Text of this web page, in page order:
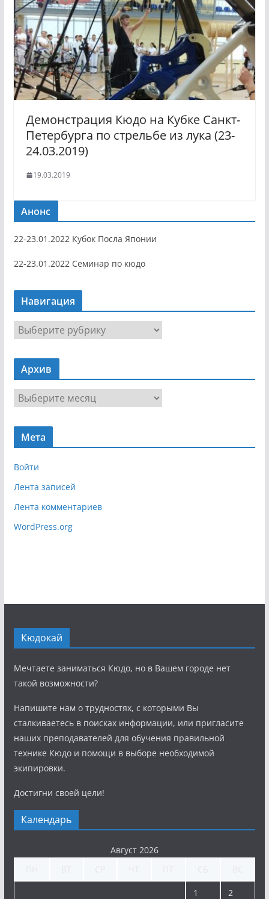
Демонстрация Кюдо на Кубке Санкт-
Петербурга по стрельбе из лука (23-
24.03.2019)
19.03.2019
Анонс
22-23.01.2022 Кубок Посла Японии
22-23.01.2022 Семинар по кюдо
Навигация
Н
а
в
г
я
Архив
р
х
Мета
Войти
Лента записей
Лента комментариев
WordPress.org
Кюдокай
Мечтаете заниматься Кюдо, но в Вашем городе нет
такой возможности?
Напишите нам о трудностях, с которыми Вы
сталкиваетесь в поисках информации, или пригласите
наших преподавателей для обучения правильной
технике Кюдо и помощи в выборе необходимой
экипировки.
Достигни своей цели!
Календарь
Август 2026
1 2